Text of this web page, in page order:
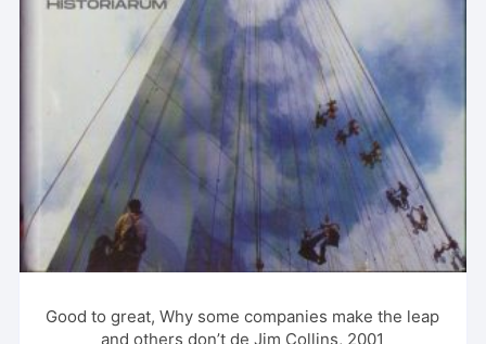
Good to great, Why some companies make the leap
and others don’t de Jim Collins, 2001